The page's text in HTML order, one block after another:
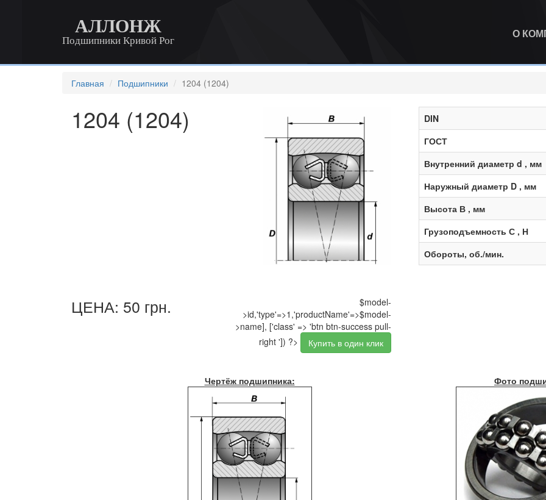
АЛЛОНЖ
Подшипники Кривой Рог
О
Главная Подшипники 1204 (1204)
1204 (1204)
ЦЕНА: 50 грн.
$model-
>id,'type'=>1,'productName'=>$model-
>name], ['class' => 'btn btn-success pull-
right ']) ?>
Купить в один клик
DIN
ГОСТ
Внутренний диаметр d , мм
Наружный диаметр D , мм
Высота В , мм
Грузоподъемность С , Н
Обороты, об./мин.
Чертёж подшипника: Фото